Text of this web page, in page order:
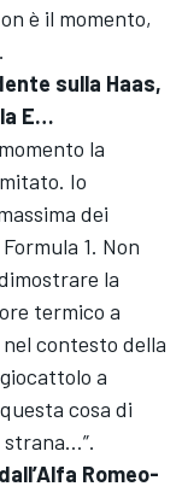
è il momento,
sulla Haas,
E…
la
Io
dei
1. Non
la
termico a
contesto della
a
cosa di
strana…”.
Romeo-